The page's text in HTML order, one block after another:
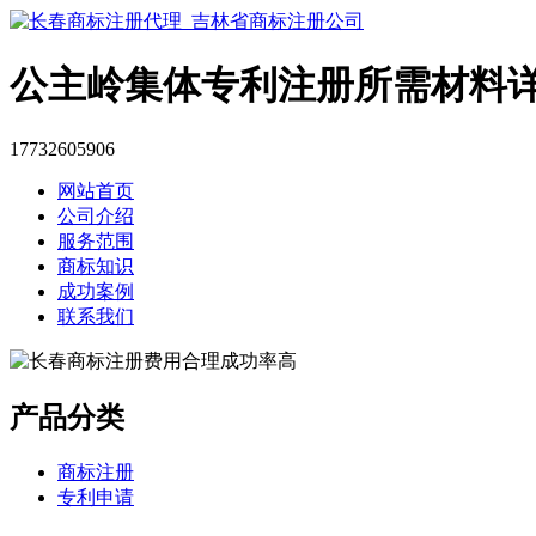
公主岭集体专利注册所需材料
17732605906
网站首页
公司介绍
服务范围
商标知识
成功案例
联系我们
产品分类
商标注册
专利申请